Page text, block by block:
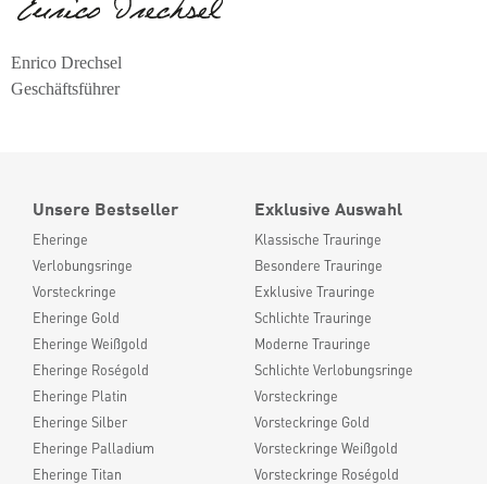
Enrico Drechsel
Geschäftsführer
Unsere Bestseller
Eheringe
Verlobungsringe
Vorsteckringe
Eheringe Gold
Eheringe Weißgold
Eheringe Roségold
Eheringe Platin
Eheringe Silber
Eheringe Palladium
Eheringe Titan
Exklusive Auswahl
Klassische Trauringe
Besondere Trauringe
Exklusive Trauringe
Schlichte Trauringe
Moderne Trauringe
Schlichte Verlobungsringe
Vorsteckringe
Vorsteckringe Gold
Vorsteckringe Weißgold
Vorsteckringe Roségold